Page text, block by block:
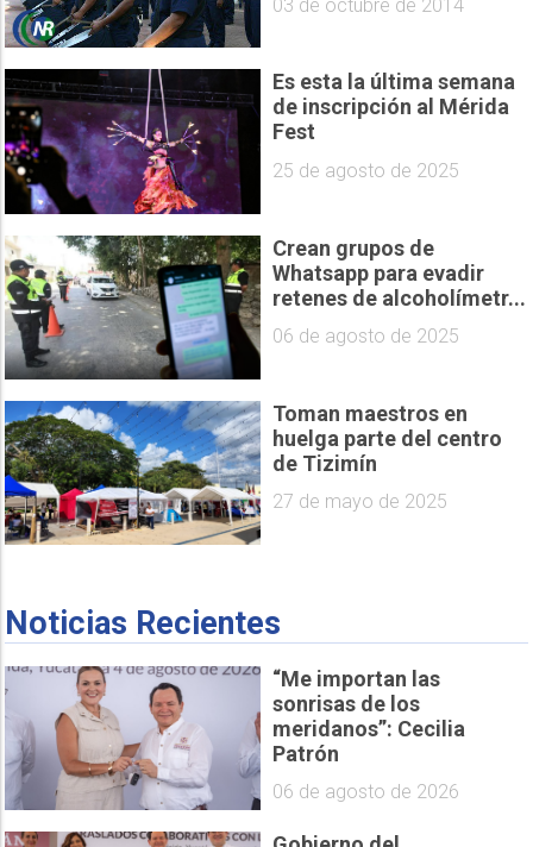
03 de octubre de 2014
Es esta la última semana
de inscripción al Mérida
Fest
25 de agosto de 2025
Crean grupos de
Whatsapp para evadir
retenes de alcoholímetr...
06 de agosto de 2025
Toman maestros en
huelga parte del centro
de Tizimín
27 de mayo de 2025
Noticias Recientes
“Me importan las
sonrisas de los
meridanos”: Cecilia
Patrón
06 de agosto de 2026